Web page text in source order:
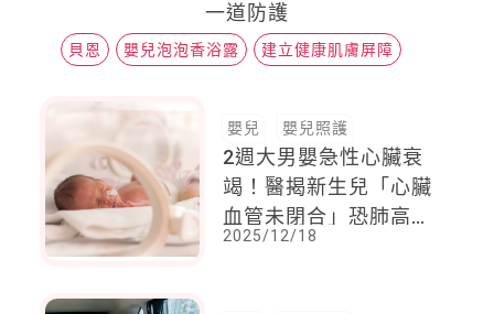
一道防護
貝恩 嬰兒泡泡香浴露 建立健康肌膚屏障
嬰兒 嬰兒照護
2週大男嬰急性心臟衰
竭！醫揭新生兒「心臟
血管未閉合」恐肺高壓
猝死
2025/12/18